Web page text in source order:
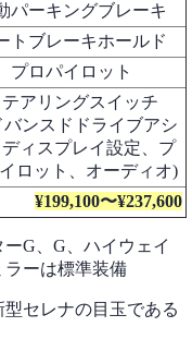
パーキングブレーキ
トブレーキホールド
プロパイロット
テアリングスイッチ
バンスドドライブアシ
ディスプレイ設定、プ
ロット、オーディオ)
¥199,100〜¥237,600
G、G、ハイウェイ
ラーは標準装備
セレナの目玉である